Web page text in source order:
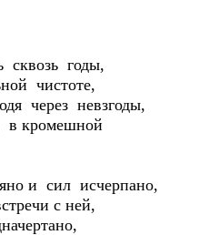
сквозь годы,
чистоте,
через невзгоды,
в кромешной
и сил исчерпано,
с ней,